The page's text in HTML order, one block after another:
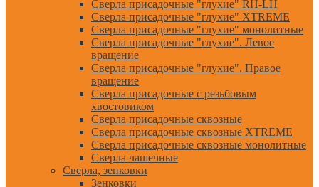
Сверла присадочные "глухие" RH-LH
Сверла присадочные "глухие" XTREME
Сверла присадочные "глухие" монолитные
Сверла присадочные "глухие". Левое
вращение
Сверла присадочные "глухие". Правое
вращение
Сверла присадочные с резьбовым
хвостовиком
Сверла присадочные сквозные
Сверла присадочные сквозные XTREME
Сверла присадочные сквозные монолитные
Сверла чашечные
Сверла, зенковки
Зенковки